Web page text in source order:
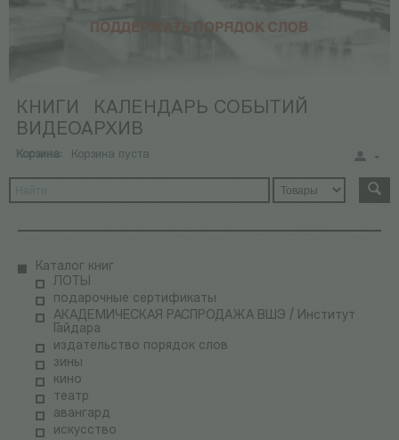
КНИГИ
КАЛЕНДАРЬ СОБЫТИЙ
ВИДЕОАРХИВ
Корзина: Корзина пуста
Каталог книг
ЛОТЫ
подарочные сертификаты
АКАДЕМИЧЕСКАЯ РАСПРОДАЖА ВШЭ / Институт
Гайдара
издательство порядок слов
зины
кино
театр
авангард
искусство